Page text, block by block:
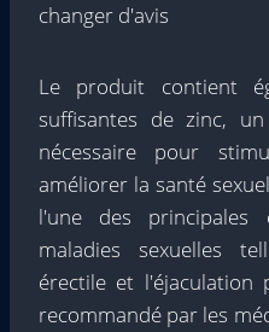
changer d'avis
Le produit contient
suffisantes de zinc,
nécessaire pour
améliorer la santé
l'une des principales
maladies sexuelles
érectile et l'éjaculation
recommandé par les